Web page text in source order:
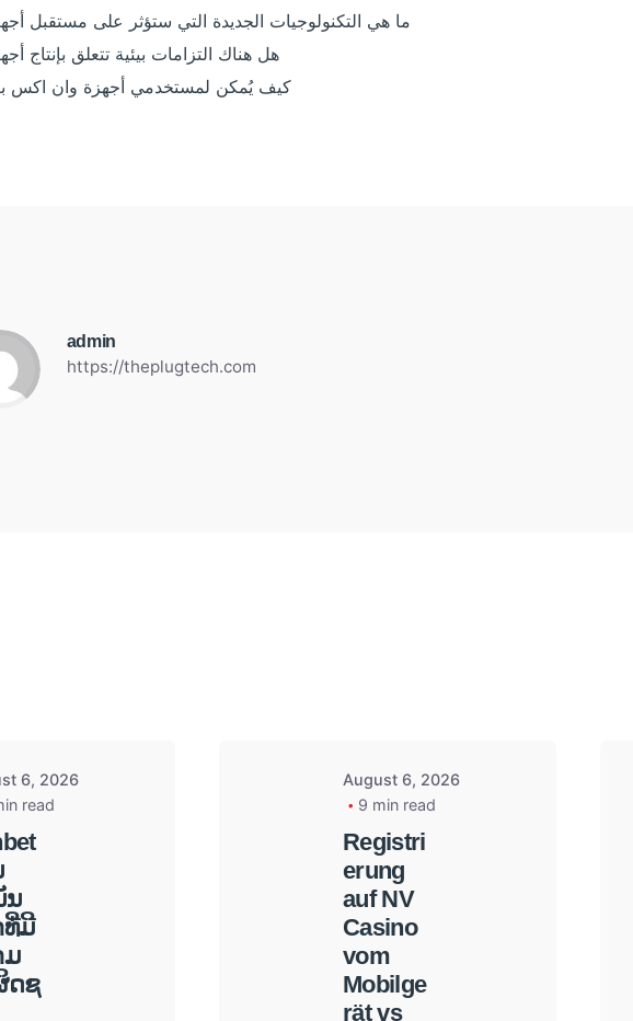
ما هي التكنولوجيات الجديدة التي ستؤثر على مستقبل
هل هناك التزامات بيئية تتعلق بإنتاج
كيف يُمكن لمستخدمي أجهزة وان اكس بت
admin
https://theplugtech.com
6, 2026
read
ນ
ທີ່ມີ
ມ
ດຊ
August 6, 2026
9 min read
Registri
erung
auf NV
Casino
vom
Mobilge
rät vs